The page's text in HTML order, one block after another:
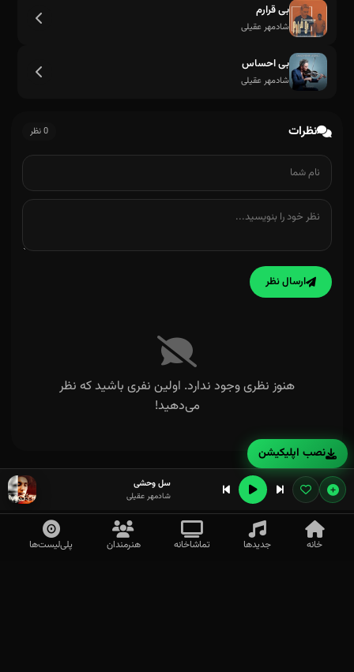
بی قرارم
شادمهر عقیلی
بی احساس
شادمهر عقیلی
نظرات 0 نظر
ارسال نظر
هنوز نظری وجود ندارد. اولین نفری باشید که نظر
می‌دهید!
سل وحشی
شادمهر عقیلی
خانه جدیدها تماشاخانه هنرمندان پلی‌لیست‌ها
نصب اپلیکیشن